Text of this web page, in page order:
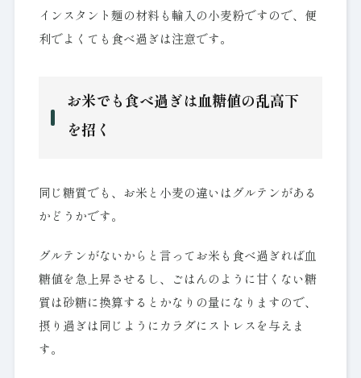
インスタント麺の材料も輸入の小麦粉ですので、便
利でよくても食べ過ぎは注意です。
お米でも食べ過ぎは血糖値の乱高下
を招く
同じ糖質でも、お米と小麦の違いはグルテンがある
かどうかです。
グルテンがないからと言ってお米も食べ過ぎれば血
糖値を急上昇させるし、ごはんのように甘くない糖
質は砂糖に換算するとかなりの量になりますので、
摂り過ぎは同じようにカラダにストレスを与えま
す。